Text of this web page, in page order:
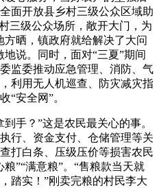
面开放县乡村三级公众区域助
三级公众场所，敞开大门，为
晒，镇政府就给解决了大问
说。同时，面对“三夏”期间
监委推动应急管理、消防、气
利用无人机巡查、防灾减灾指
“安全网”。
？”这是农民最关心的事。
行、资金支付、仓储管理等关
打白条、压级压价等损害农民
”“满意粮”。“售粮款当天就
踏实！”刚卖完粮的村民李大